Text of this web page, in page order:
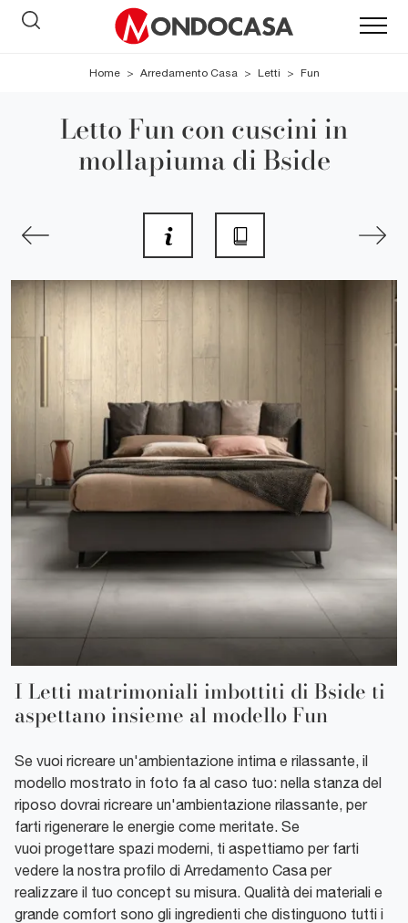
Home > Arredamento Casa > Letti > Fun
Letto Fun con cuscini in
mollapiuma di Bside
I Letti matrimoniali imbottiti di Bside ti
aspettano insieme al modello Fun
Se vuoi ricreare un'ambientazione intima e rilassante, il
modello mostrato in foto fa al caso tuo: nella stanza del
riposo dovrai ricreare un'ambientazione rilassante, per
farti rigenerare le energie come meritate. Se
vuoi progettare spazi moderni, ti aspettiamo per farti
vedere la nostra profilo di Arredamento Casa per
realizzare il tuo concept su misura. Qualità dei materiali e
grande comfort sono gli ingredienti che distinguono tutti i